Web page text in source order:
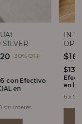
SILVER
-30% OFF
con Efectivo
en
sin interés
en
6 x